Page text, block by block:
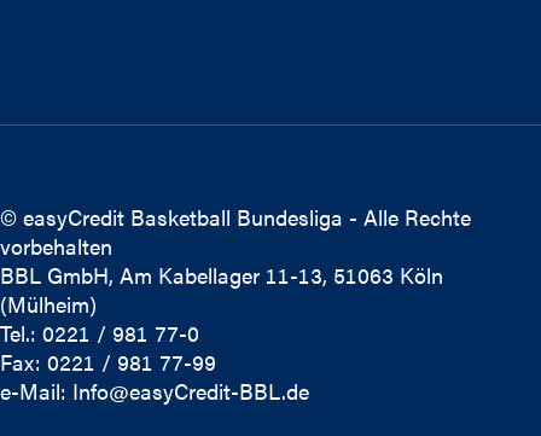
© easyCredit Basketball Bundesliga - Alle Rechte
vorbehalten
BBL GmbH, Am Kabellager 11-13, 51063 Köln
(Mülheim)
Tel.: 0221 / 981 77-0
Fax: 0221 / 981 77-99
e-Mail: Info@easyCredit-BBL.de